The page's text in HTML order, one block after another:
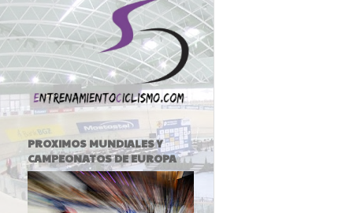
PROXIMOS MUNDIALES Y
CAMPEONATOS DE EUROPA